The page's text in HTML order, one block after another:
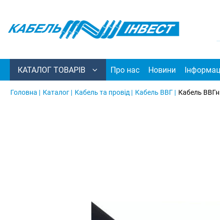
КАТАЛОГ ТОВАРІВ Про нас Новини
Головна | Каталог | Кабель та провід | Кабель ВВГ | Кабель